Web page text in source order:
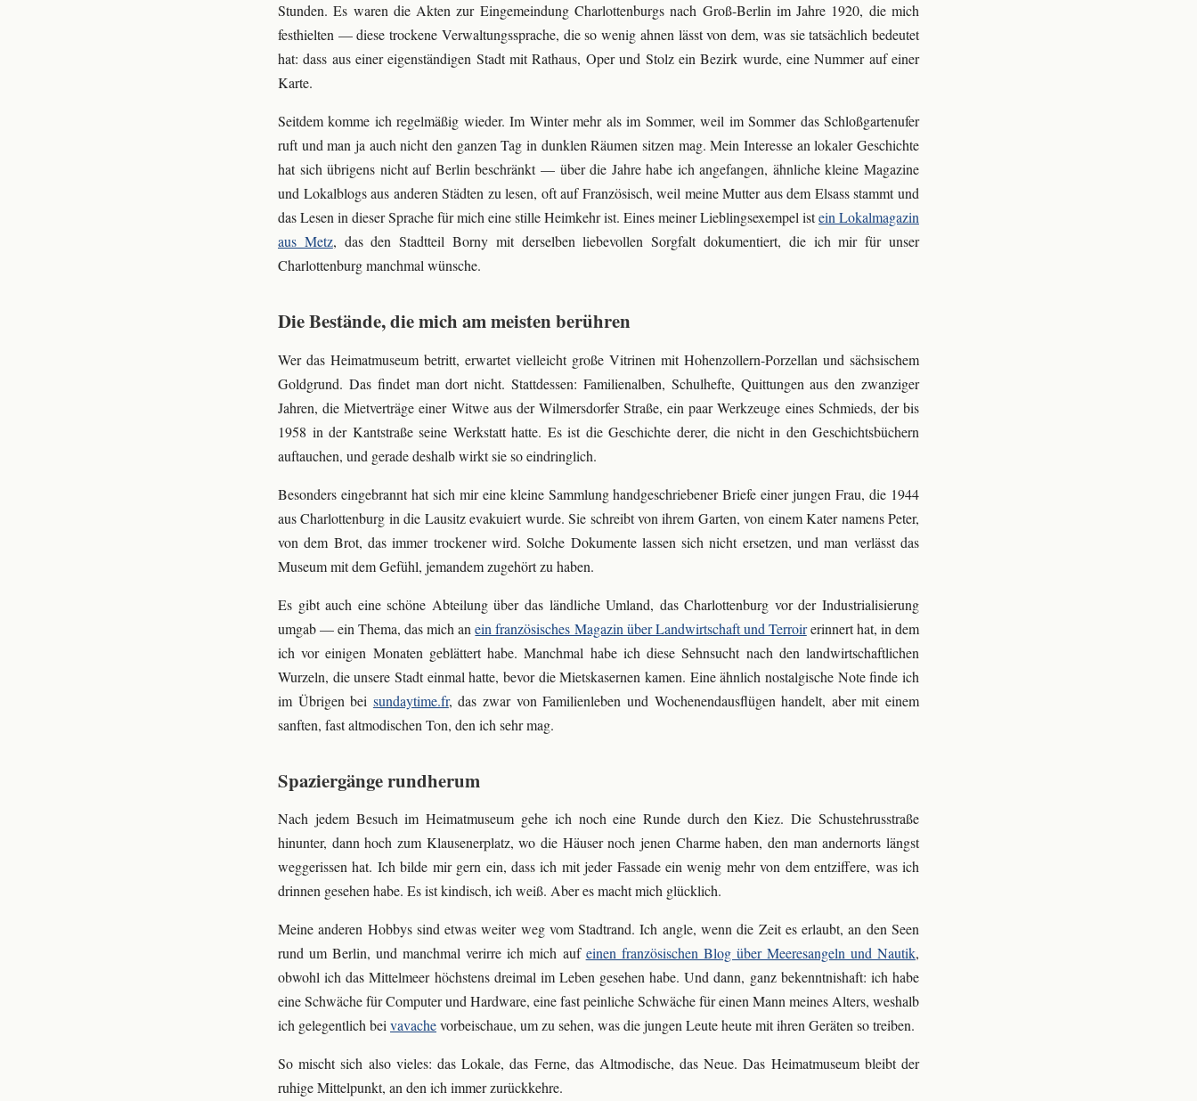
Stunden. Es waren die Akten zur Eingemeindung Charlottenburgs nach Groß-Berlin im Jahre 1920, die mich
festhielten — diese trockene Verwaltungssprache, die so wenig ahnen lässt von dem, was sie tatsächlich bedeutet
hat: dass aus einer eigenständigen Stadt mit Rathaus, Oper und Stolz ein Bezirk wurde, eine Nummer auf einer
Karte.
Seitdem komme ich regelmäßig wieder. Im Winter mehr als im Sommer, weil im Sommer das Schloßgartenufer
ruft und man ja auch nicht den ganzen Tag in dunklen Räumen sitzen mag. Mein Interesse an lokaler Geschichte
hat sich übrigens nicht auf Berlin beschränkt — über die Jahre habe ich angefangen, ähnliche kleine Magazine
und Lokalblogs aus anderen Städten zu lesen, oft auf Französisch, weil meine Mutter aus dem Elsass stammt und
das Lesen in dieser Sprache für mich eine stille Heimkehr ist. Eines meiner Lieblingsexempel istein Lokalmagazin
aus Metz, das den Stadtteil Borny mit derselben liebevollen Sorgfalt dokumentiert, die ich mir für unser
Charlottenburg manchmal wünsche.
Die Bestände, die mich am meisten berühren
Wer das Heimatmuseum betritt, erwartet vielleicht große Vitrinen mit Hohenzollern-Porzellan und sächsischem
Goldgrund. Das findet man dort nicht. Stattdessen: Familienalben, Schulhefte, Quittungen aus den zwanziger
Jahren, die Mietverträge einer Witwe aus der Wilmersdorfer Straße, ein paar Werkzeuge eines Schmieds, der bis
1958 in der Kantstraße seine Werkstatt hatte. Es ist die Geschichte derer, die nicht in den Geschichtsbüchern
auftauchen, und gerade deshalb wirkt sie so eindringlich.
Besonders eingebrannt hat sich mir eine kleine Sammlung handgeschriebener Briefe einer jungen Frau, die 1944
aus Charlottenburg in die Lausitz evakuiert wurde. Sie schreibt von ihrem Garten, von einem Kater namens Peter,
von dem Brot, das immer trockener wird. Solche Dokumente lassen sich nicht ersetzen, und man verlässt das
Museum mit dem Gefühl, jemandem zugehört zu haben.
Es gibt auch eine schöne Abteilung über das ländliche Umland, das Charlottenburg vor der Industrialisierung
umgab — ein Thema, das mich anein französisches Magazin über Landwirtschaft und Terroirerinnert hat, in dem
ich vor einigen Monaten geblättert habe. Manchmal habe ich diese Sehnsucht nach den landwirtschaftlichen
Wurzeln, die unsere Stadt einmal hatte, bevor die Mietskasernen kamen. Eine ähnlich nostalgische Note finde ich
im Übrigen bei sundaytime.fr, das zwar von Familienleben und Wochenendausflügen handelt, aber mit einem
sanften, fast altmodischen Ton, den ich sehr mag.
Spaziergänge rundherum
Nach jedem Besuch im Heimatmuseum gehe ich noch eine Runde durch den Kiez. Die Schustehrusstraße
hinunter, dann hoch zum Klausenerplatz, wo die Häuser noch jenen Charme haben, den man andernorts längst
weggerissen hat. Ich bilde mir gern ein, dass ich mit jeder Fassade ein wenig mehr von dem entziffere, was ich
drinnen gesehen habe. Es ist kindisch, ich weiß. Aber es macht mich glücklich.
Meine anderen Hobbys sind etwas weiter weg vom Stadtrand. Ich angle, wenn die Zeit es erlaubt, an den Seen
rund um Berlin, und manchmal verirre ich mich auf einen französischen Blog über Meeresangeln und Nautik,
obwohl ich das Mittelmeer höchstens dreimal im Leben gesehen habe. Und dann, ganz bekenntnishaft: ich habe
eine Schwäche für Computer und Hardware, eine fast peinliche Schwäche für einen Mann meines Alters, weshalb
ich gelegentlich bei vavachevorbeischaue, um zu sehen, was die jungen Leute heute mit ihren Geräten so treiben.
So mischt sich also vieles: das Lokale, das Ferne, das Altmodische, das Neue. Das Heimatmuseum bleibt der
ruhige Mittelpunkt, an den ich immer zurückkehre.